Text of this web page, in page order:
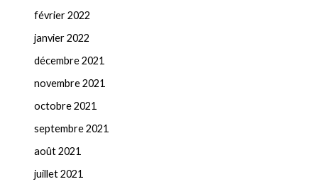
février 2022
janvier 2022
décembre 2021
novembre 2021
octobre 2021
septembre 2021
août 2021
juillet 2021